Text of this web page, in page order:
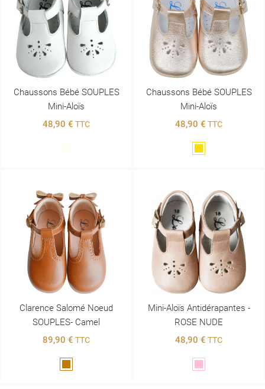
Chaussons Bébé SOUPLES
Mini-Aloïs
48,90 € TTC
Chaussons Bébé SOUPLES
Mini-Aloïs
48,90 € TTC
Clarence Salomé Noeud
SOUPLES- Camel
89,90 € TTC
Mini-Aloïs Antidérapantes -
ROSE NUDE
48,90 € TTC